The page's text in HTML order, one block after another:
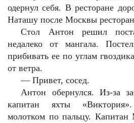
одернул себя. В ресторане
Наташу после Москвы
Стол Антон решил
недалеко от мангала.
прибивать ее по углам
от ветра.
—Привет, сосед.
Антон обернулся. Из-за
капитан яхты
молотком по пальцу. Капитан